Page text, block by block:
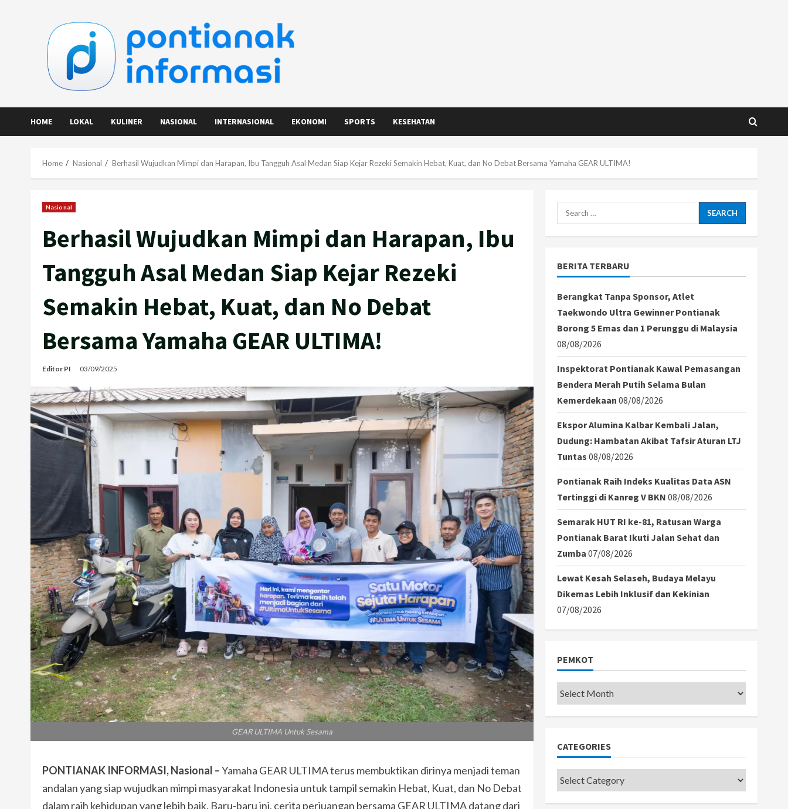
HOME LOKAL KULINER NASIONAL INTERNASIONAL EKONOMI SPORTS KESEHATAN
Home Nasional Berhasil Wujudkan Mimpi dan Harapan, Ibu Tangguh Asal Medan Siap Kejar Rezeki Semakin Hebat, Kuat, dan No Debat Bersama Yamaha GEAR ULTIMA!
Nasional
Berhasil Wujudkan Mimpi dan Harapan, Ibu
Tangguh Asal Medan Siap Kejar Rezeki
Semakin Hebat, Kuat, dan No Debat
Bersama Yamaha GEAR ULTIMA!
Editor PI 03/09/2025
GEAR ULTIMA Untuk Sesama
PONTIANAK INFORMASI, Nasional –Yamaha GEAR ULTIMA terus membuktikan dirinya menjadi teman
andalan yang siap wujudkan mimpi masyarakat Indonesia untuk tampil semakin Hebat, Kuat, dan No Debat
dalam raih kehidupan yang lebih baik. Baru-baru ini, cerita perjuangan bersama GEAR ULTIMA datang dari
Search
for:
BERITA TERBARU
Berangkat Tanpa Sponsor, Atlet
Taekwondo Ultra Gewinner Pontianak
Borong 5 Emas dan 1 Perunggu di Malaysia
08/08/2026
Inspektorat Pontianak Kawal Pemasangan
Bendera Merah Putih Selama Bulan
Kemerdekaan 08/08/2026
Ekspor Alumina Kalbar Kembali Jalan,
Dudung: Hambatan Akibat Tafsir Aturan LTJ
Tuntas 08/08/2026
Pontianak Raih Indeks Kualitas Data ASN
Tertinggi di Kanreg V BKN 08/08/2026
Semarak HUT RI ke-81, Ratusan Warga
Pontianak Barat Ikuti Jalan Sehat dan
Zumba 07/08/2026
Lewat Kesah Selaseh, Budaya Melayu
Dikemas Lebih Inklusif dan Kekinian
07/08/2026
PEMKOT
Pemkot
CATEGORIES
Categories